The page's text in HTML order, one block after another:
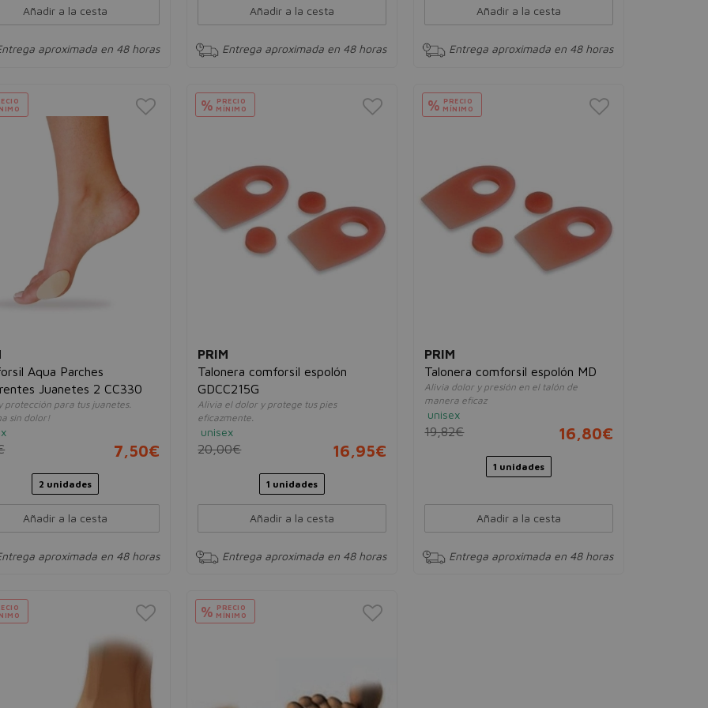
Añadir a la cesta
aproximada en 48 horas
Añadir a la cesta
Entrega aproximada en 48 horas
Añadir a la cesta
Entrega aproximada en 48 horas
Aqua Parches
Juanetes 2 CC330
protección para tus juanetes.
sin dolor!
7,50€
2 unidades
Añadir a la cesta
aproximada en 48 horas
% PRECIO
MÍNIMO
PRIM
Talonera comforsil espolón
GDCC215G
Alivia el dolor y protege tus pies
eficazmente.
unisex
20,00€ 16,95€
1 unidades
Añadir a la cesta
Entrega aproximada en 48 horas
% PRECIO
MÍNIMO
PRIM
Talonera comforsil espolón MD
Alivia dolor y presión en el talón de
manera eficaz
unisex
19,82€ 16,80€
1 unidades
Añadir a la cesta
Entrega aproximada en 48 horas
% PRECIO
MÍNIMO